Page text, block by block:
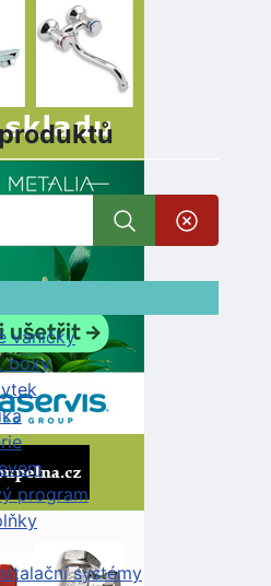
vaničky
boxy
program
systémy